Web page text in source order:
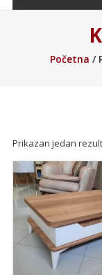
Početna /
Prikazan jedan